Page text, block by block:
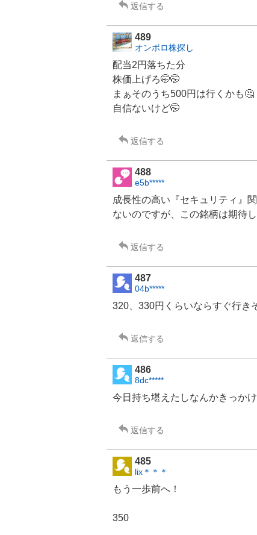
返信する
489
オンボロ株探し
配当2円落ちた分
株価上げろ🤭🤭
まぁそのうち500円は行くかも🤔
自信ないけど🤭
返信する
488
e5b*****
成長性の高い『セキュリティ』
ないのですが、この銘柄は期待
返信する
487
04b*****
320、330円くらいならすぐ行き
返信する
486
8dc*****
今日持ち堪えたしなんかきっか
返信する
485
lix＊＊＊
もう一歩前へ！
350